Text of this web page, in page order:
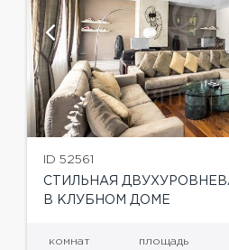
ID 52561
СТИЛЬНАЯ
В КЛУБНОМ ДОМЕ
комнат площадь